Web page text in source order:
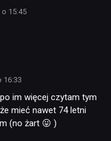
15:45
16:33
im więcej czytam tym
mieć nawet 74 letni
(no żart 😛 )